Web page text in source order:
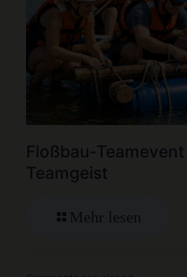
Floßbau-
Teamgeist
Mehr lesen